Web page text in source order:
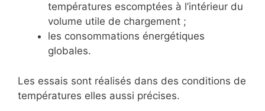
températures escomptées à l’intérieur du
volume utile de chargement ;
les consommations énergétiques
globales.
Les essais sont réalisés dans des conditions de
températures elles aussi précises.